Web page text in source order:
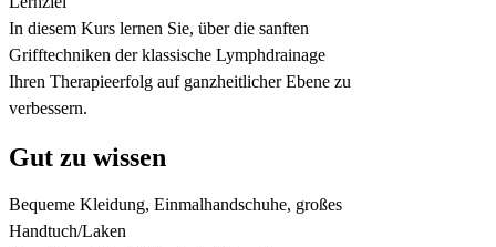
In diesem Kurs lernen Sie, über die sanften
Grifftechniken der klassische Lymphdrainage
Ihren Therapieerfolg auf ganzheitlicher Ebene zu
verbessern.
Gut zu wissen
Bequeme Kleidung, Einmalhandschuhe, großes
Handtuch/Laken